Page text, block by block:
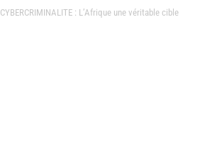
CYBERCRIMINALITE : L’Afrique une véritable cible